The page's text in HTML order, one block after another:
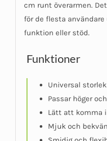
cm runt överarmen.
för de flesta
funktion eller stöd.
Funktioner
Universal storlek
Passar höger
Lätt att komma
Mjuk och